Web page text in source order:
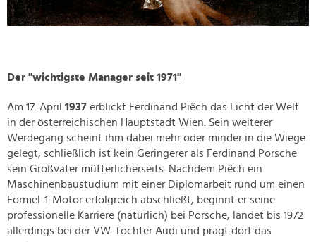
Der "wichtigste Manager seit 1971"
Am 17. April 1937 erblickt Ferdinand Piëch das Licht der Welt
in der österreichischen Hauptstadt Wien. Sein weiterer
Werdegang scheint ihm dabei mehr oder minder in die Wiege
gelegt, schließlich ist kein Geringerer als Ferdinand Porsche
sein Großvater mütterlicherseits. Nachdem Piëch ein
Maschinenbaustudium mit einer Diplomarbeit rund um einen
Formel-1-Motor erfolgreich abschließt, beginnt er seine
professionelle Karriere (natürlich) bei Porsche, landet bis 1972
allerdings bei der VW-Tochter Audi und prägt dort das